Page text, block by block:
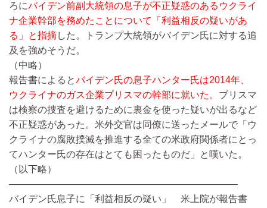
ろにバイデン前副大統領の息子が不正疑惑のあるウクライ
ナ企業幹部を務めたことについて「利益相反の疑いがあ
る」と指摘した。トランプ大統領がバイデン氏に対する追
及を強めそうだ。
（中略）
報告書によるとバイデン氏の息子ハンター氏は2014年、
ウクライナのガス企業ブリスマの幹部に就いた。 ブリスマ
は検察の捜査を避けるために裏金を使った疑いが出るなど
不正疑惑があった。米外交官は同僚に送ったメールで「ウ
クライナの腐敗撲滅を推進する全ての米政府関係者にとっ
てハンター氏の存在はとても困ったものだ」と嘆いた。
（以下略）
————————————————————————
バイデン氏息子に「利益相反の疑い」 米上院が報告書